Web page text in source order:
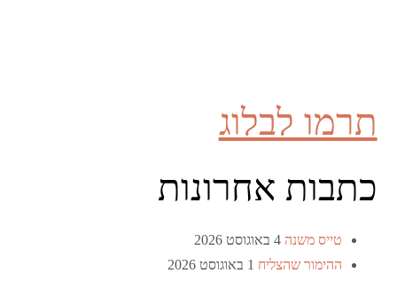
תרמו לבלוג
כתבות אחרונות
טייס משנה 4 באוגוסט 2026
ההימור שהצליח 1 באוגוסט 2026